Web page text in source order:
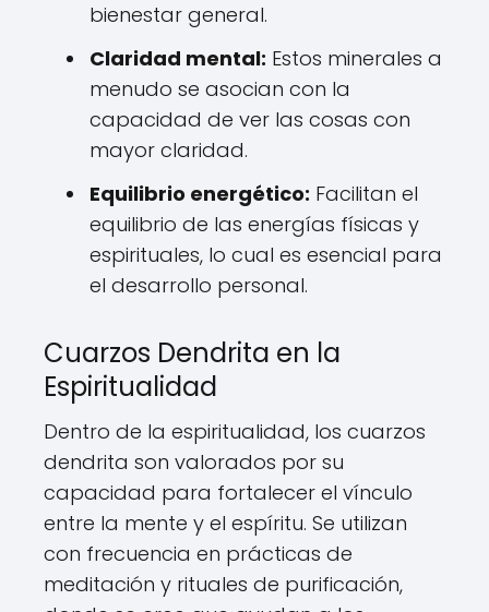
bienestar general.
Claridad mental: Estos minerales a
menudo se asocian con la
capacidad de ver las cosas con
mayor claridad.
Equilibrio energético: Facilitan el
equilibrio de las energías físicas y
espirituales, lo cual es esencial para
el desarrollo personal.
Cuarzos Dendrita en la
Espiritualidad
Dentro de la espiritualidad, los cuarzos
dendrita son valorados por su
capacidad para fortalecer el vínculo
entre la mente y el espíritu. Se utilizan
con frecuencia en prácticas de
meditación y rituales de purificación,